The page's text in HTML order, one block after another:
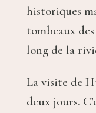
historiques
tombeaux
long de la
La visite de
deux jours.